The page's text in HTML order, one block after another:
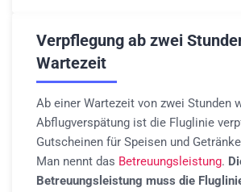
Verpflegung ab zwei
Wartezeit
Ab einer Wartezeit von zwei Stunden
Abflugverspätung ist die Fluglinie
Gutscheinen für Speisen und
Man nennt das Betreuungsleistung.
Betreuungsleistung muss die